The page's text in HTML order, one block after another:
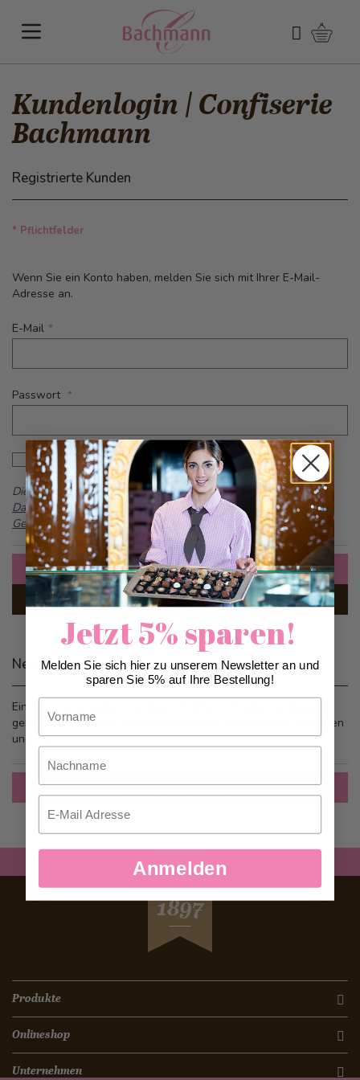
Suchen
Kundenlogin | Confiserie
Bachmann
Registrierte Kunden
* Pflichtfelder
Wenn Sie ein Konto haben, melden Sie sich mit Ihrer E-Mail-
Adresse an.
E-Mail
Passwort
Passwort anzeigen
Dieses Formular ist durch reCAPTCHA geschützt -Google
Datenschutzbestimmungenund
Allgemeine
Geschäftsbedingungen
Anmelden
Passwort vergessen?
Neue Kunden
Ein Konto zu erstellen hat viele Vorteile: schneller zur Kasse
gehen, mehr als eine Adresse speichern, Bestellungen verfolgen
und mehr.
Ein Konto erstellen
SEIT
1897
Produkte
Onlineshop
Unternehmen
Jetzt 5% sparen!
Melden Sie sich hier zu unserem Newsletter an und
sparen Sie 5% auf Ihre Bestellung!
Nachname
Email
Anmelden